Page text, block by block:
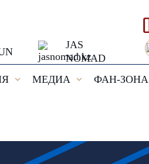
JAS
NOMAD
МЕДИА ФАН-ЗОНА